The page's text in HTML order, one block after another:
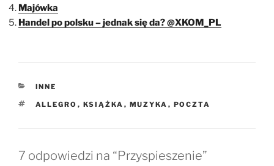
Majówka
Handel po polsku – jednak się da? @XKOM_PL
KATEGORIE
INNE
TAGI
ALLEGRO , KSIĄŻKA , MUZYKA , POCZTA
7 odpowiedzi na “Przyspieszenie”